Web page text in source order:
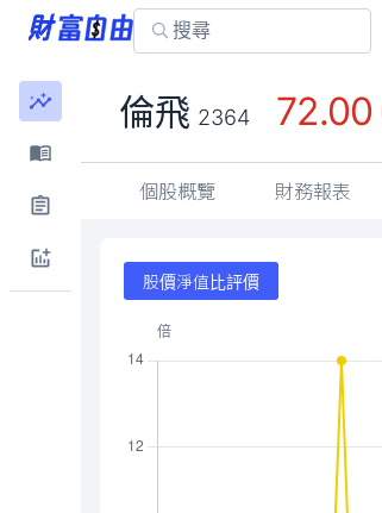
倫飛 2364 72.00
個股概覽 財務報表
股價淨值比評價